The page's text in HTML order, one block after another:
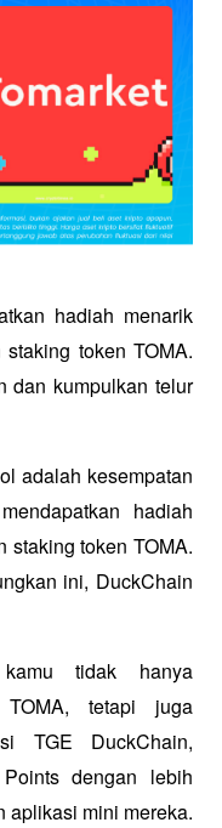
hadiah menarik
token TOMA.
dan kumpulkan telur
adalah kesempatan
hadiah
staking token TOMA.
ini, DuckChain
tidak hanya
TOMA, tetapi juga
TGE DuckChain,
dengan lebih
aplikasi mini mereka.